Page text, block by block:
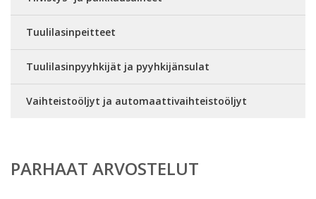
Tuulilasinpeitteet
Tuulilasinpyyhkijät ja pyyhkijänsulat
Vaihteistoöljyt ja automaattivaihteistoöljyt
PARHAAT ARVOSTELUT